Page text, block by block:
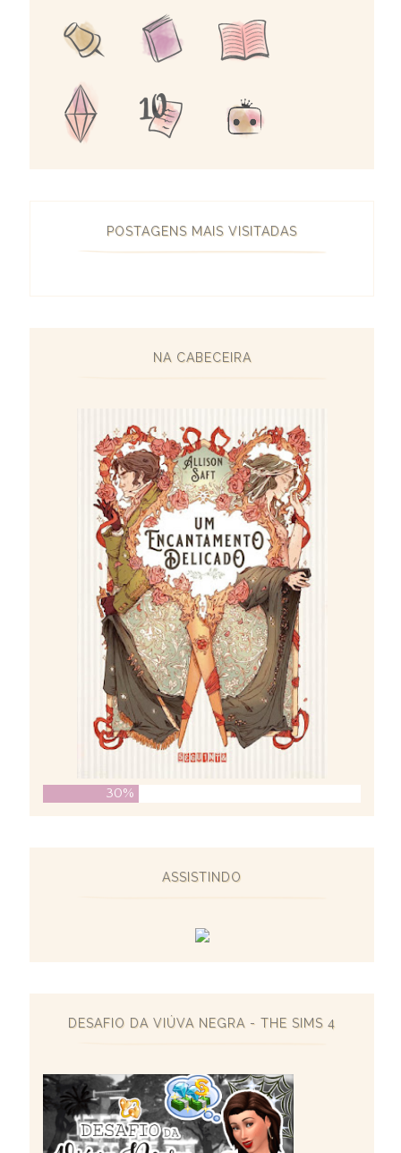
POSTAGENS MAIS VISITADAS
NA CABECEIRA
30%
ASSISTINDO
DESAFIO DA VIÚVA NEGRA - THE SIMS 4